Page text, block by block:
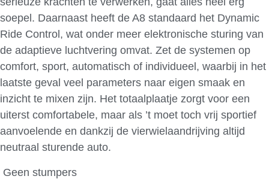
soepel. Daarnaast heeft de A8 standaard het Dynamic
Ride Control, wat onder meer elektronische sturing van
de adaptieve luchtvering omvat. Zet de systemen op
comfort, sport, automatisch of individueel, waarbij in het
laatste geval veel parameters naar eigen smaak en
inzicht te mixen zijn. Het totaalplaatje zorgt voor een
uiterst comfortabele, maar als ’t moet toch vrij sportief
aanvoelende en dankzij de vierwielaandrijving altijd
neutraal sturende auto.
Geen stumpers